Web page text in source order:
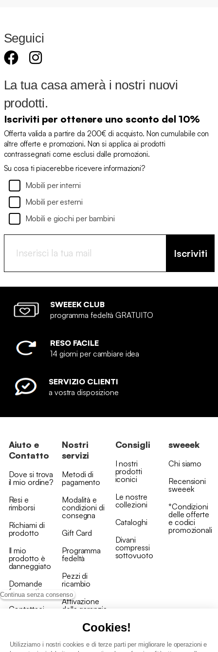
Continua senza consenso
Cookies!
Utilizziamo i nostri cookies e di terze parti per migliorare le operazioni e
Seguici
La tua casa amerà i nostri nuovi
prodotti.
Iscriviti per ottenere uno sconto del 10%
Offerta valida a partire da 200€ di acquisto. Non cumulabile con
altre offerte e promozioni. Non si applica ai prodotti
contrassegnati come esclusi dalle promozioni.
Su cosa ti piacerebbe ricevere informazioni?
Mobili per interni
Mobili per esterni
Mobili e giochi per bambini
Iscriviti
SWEEEK CLUB
programma fedeltà GRATUITO
RESO FACILE
14 giorni per cambiare idea
SERVIZIO CLIENTI
a vostra disposizione
Aiuto e
Contatto
Dove si trova
il mio ordine?
Resi e
rimborsi
Richiami di
prodotto
Il mio
prodotto è
danneggiato
Domande
frequenti
Contattaci
Nostri
servizi
Metodi di
pagamento
Modalità e
condizioni di
consegna
Gift Card
Programma
fedeltà
Pezzi di
ricambio
Attivazione
della garanzia
Consigli
I nostri
prodotti
iconici
Le nostre
collezioni
Cataloghi
Divani
compressi
sottovuoto
sweeek
Chi siamo
Recensioni
sweeek
*Condizioni
delle offerte
e codici
promozionali